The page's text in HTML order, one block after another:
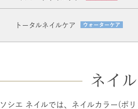
トータルネイルケア ウォーターケア
ネイ
ソシエ ネイルでは、ネイルカラー(ポ